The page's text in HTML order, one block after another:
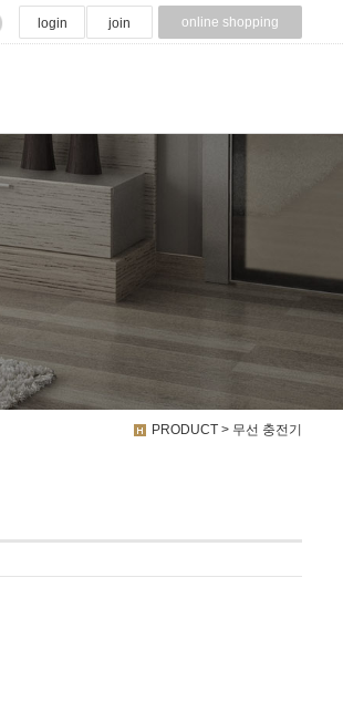
login join online shopping
PRODUCT > 무선 충전기